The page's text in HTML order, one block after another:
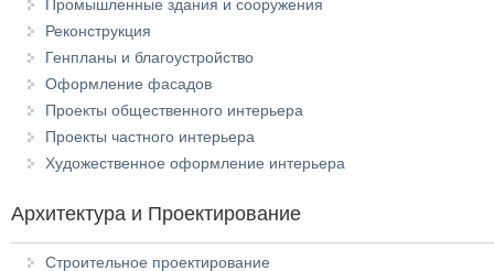
Промышленные здания и сооружения
Реконструкция
Генпланы и благоустройство
Оформление фасадов
Проекты общественного интерьера
Проекты частного интерьера
Художественное оформление интерьера
Архитектура и Проектирование
Строительное проектирование